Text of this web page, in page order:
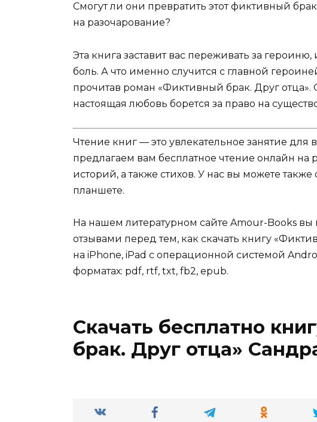
Смогут ли они превратить этот фиктивный
на разочарование?
Эта книга заставит вас переживать за
боль. А что именно случится с главной
прочитав роман «Фиктивный брак. Друг отца».
настоящая любовь борется за право на
Чтение книг — это увлекательное занятие для
предлагаем вам бесплатное чтение онлайн на
историй, а также стихов. У нас вы можете
планшете.
На нашем литературном сайте Amour-Books вы
отзывами перед тем, как скачать книгу
на iPhone, iPad с операционной системой
форматах: pdf, rtf, txt, fb2, epub.
Скачать бесплатно
брак. Друг отца»